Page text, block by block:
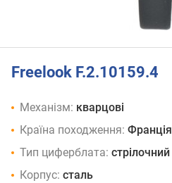
Freelook F.2.10159.4
Механізм: кварцові
Країна походження: Франція
Тип циферблата: стрілочний
Корпус: сталь